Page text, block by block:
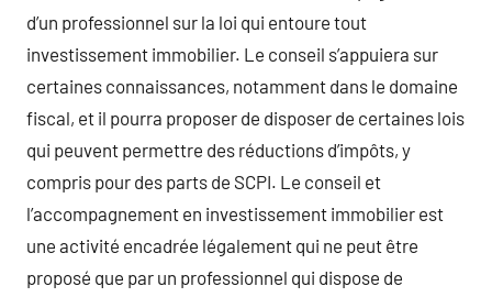
d’un professionnel sur la loi qui entoure tout
investissement immobilier. Le conseil s’appuiera sur
certaines connaissances, notamment dans le domaine
fiscal, et il pourra proposer de disposer de certaines lois
qui peuvent permettre des réductions d’impôts, y
compris pour des parts de SCPI. Le conseil et
l’accompagnement en investissement immobilier est
une activité encadrée légalement qui ne peut être
proposé que par un professionnel qui dispose de